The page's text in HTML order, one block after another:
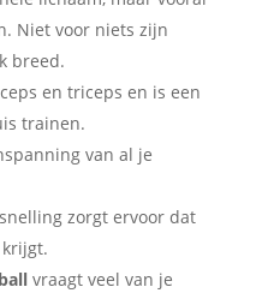
Niet voor niets zijn
breed.
en triceps en is een
trainen.
van al je
zorgt ervoor dat
vraagt veel van je